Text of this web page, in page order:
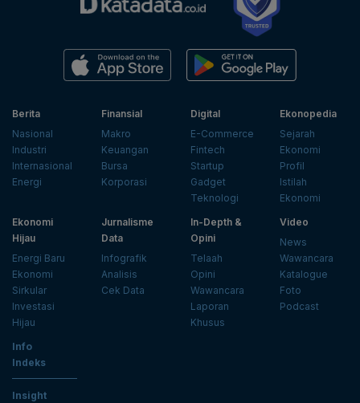
Berita
Nasional
Industri
Internasional
Energi
Finansial
Makro
Keuangan
Bursa
Korporasi
Digital
E-Commerce
Fintech
Startup
Gadget
Teknologi
Ekonopedia
Sejarah
Ekonomi
Profil
Istilah
Ekonomi
Ekonomi
Hijau
Energi Baru
Ekonomi
Sirkular
Investasi
Hijau
Jurnalisme
Data
Infografik
Analisis
Cek Data
In-Depth &
Opini
Telaah
Opini
Wawancara
Laporan
Khusus
Video
News
Wawancara
Katalogue
Foto
Podcast
Info
Indeks
Insight